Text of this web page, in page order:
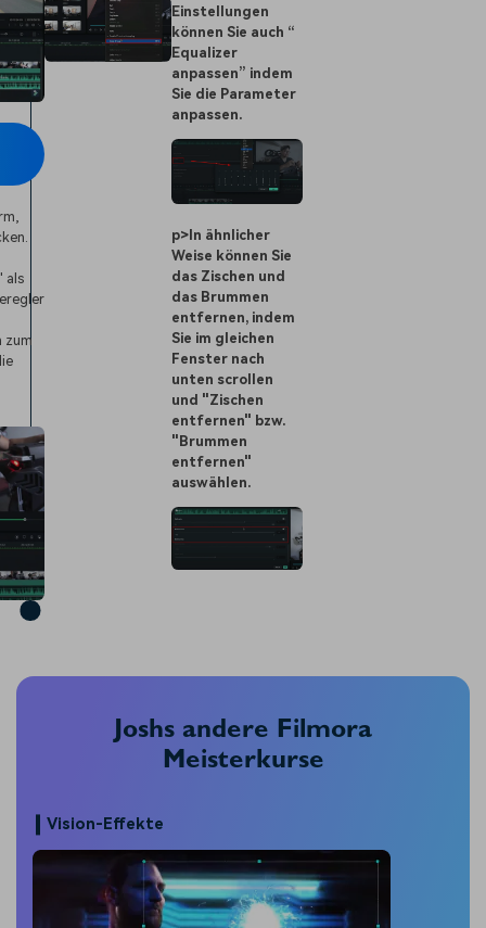
als
zum
Einstellungen
können Sie auch “
Equalizer
anpassen” indem
Sie die Parameter
anpassen.
p>In ähnlicher
Weise können Sie
das Zischen und
das Brummen
entfernen, indem
Sie im gleichen
Fenster nach
unten scrollen
und "Zischen
entfernen" bzw.
"Brummen
entfernen"
auswählen.
Joshs andere Filmora
Meisterkurse
Vision-Effekte